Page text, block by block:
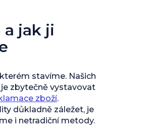
jak ji
kterém stavíme. Našich
zbytečně vystavovat
zboží.
důkladně záležet, je
i netradiční metody.